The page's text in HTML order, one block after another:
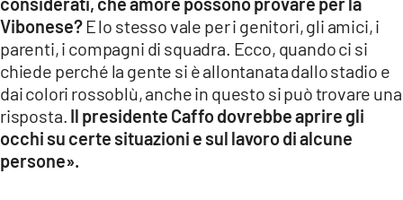
Vibonese?E lo stesso vale per i genitori, gli amici, i
parenti, i compagni di squadra. Ecco, quando ci si
chiede perché la gente si è allontanata dallo stadio e
dai colori rossoblù, anche in questo si può trovare una
risposta. Il presidente Caffo dovrebbe aprire gli
occhi su certe situazioni e sul lavoro di alcune
persone».